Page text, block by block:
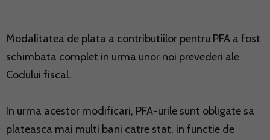
Modalitatea de plata a contributiilor pentru PFA a fost
schimbata complet in urma unor noi prevederi ale
Codului fiscal.
In urma acestor modificari, PFA-urile sunt obligate sa
plateasca mai multi bani catre stat, in functie de